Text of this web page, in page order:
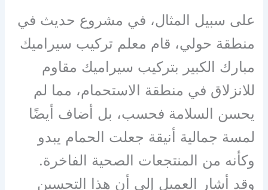
على سبيل المثال، في مشروع حديث في
منطقة حولي، قام معلم تركيب سيراميك
مبارك الكبير بتركيب سيراميك مقاوم
للانزلاق في منطقة الاستحمام، مما لم
يحسن السلامة فحسب، بل أضاف أيضًا
لمسة جمالية أنيقة جعلت الحمام يبدو
وكأنه من المنتجعات الصحية الفاخرة.
وقد أشار العميل إلى أن هذا التحسين